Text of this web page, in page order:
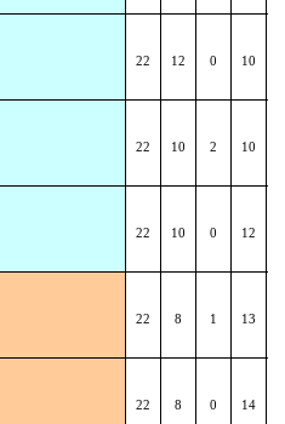
22 12 0 10
22 10 2 10
22 10 0 12
22 8 1 13
22 8 0 14